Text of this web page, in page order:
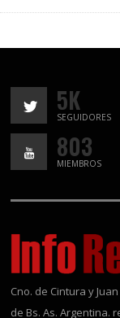
5K
SEGUIDORES
803
MIEMBROS
Cno. de Cintura y
de Bs. As. Argentina.